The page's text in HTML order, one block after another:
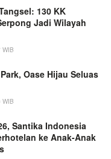
130 KK
Jadi Wilayah
Oase Hijau Seluas
Santika Indonesia
ke Anak-Anak